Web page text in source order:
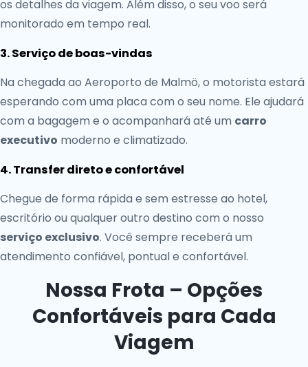
os detalhes da viagem. Além disso, o seu voo será
monitorado em tempo real.
3. Serviço de boas-vindas
Na chegada ao Aeroporto de Malmö, o motorista estará
esperando com uma placa com o seu nome. Ele ajudará
com a bagagem e o acompanhará até um carro
executivo moderno e climatizado.
4. Transfer direto e confortável
Chegue de forma rápida e sem estresse ao hotel,
escritório ou qualquer outro destino com o nosso
serviço exclusivo. Você sempre receberá um
atendimento confiável, pontual e confortável.
Nossa Frota – Opções
Confortáveis para Cada
Viagem